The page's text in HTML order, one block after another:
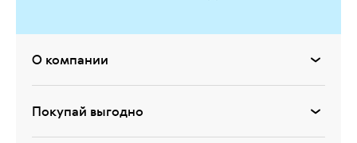
О компании
Покупай выгодно